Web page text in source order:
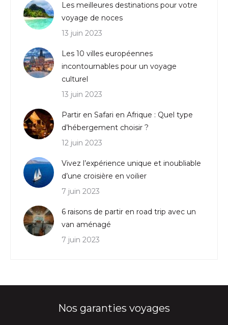
Les meilleures destinations pour votre
voyage de noces
13 juin 2023
Les 10 villes européennes
incontournables pour un voyage
culturel
13 juin 2023
Partir en Safari en Afrique : Quel type
d’hébergement choisir ?
12 juin 2023
Vivez l’expérience unique et inoubliable
d’une croisière en voilier
7 juin 2023
6 raisons de partir en road trip avec un
van aménagé
7 juin 2023
Nos garanties voyages